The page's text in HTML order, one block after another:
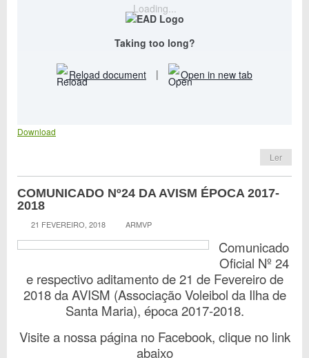
Loading...
Taking too long?
Reload document | Open in new tab
Download
Ler
COMUNICADO Nº24 DA AVISM ÉPOCA 2017-
2018
21 FEVEREIRO, 2018 ARMVP
Comunicado
Oficial Nº 24
e respectivo aditamento de 21 de Fevereiro de
2018 da AVISM (Associação Voleibol da Ilha de
Santa Maria), época 2017-2018.
Visite a nossa página no Facebook, clique no link
abaixo